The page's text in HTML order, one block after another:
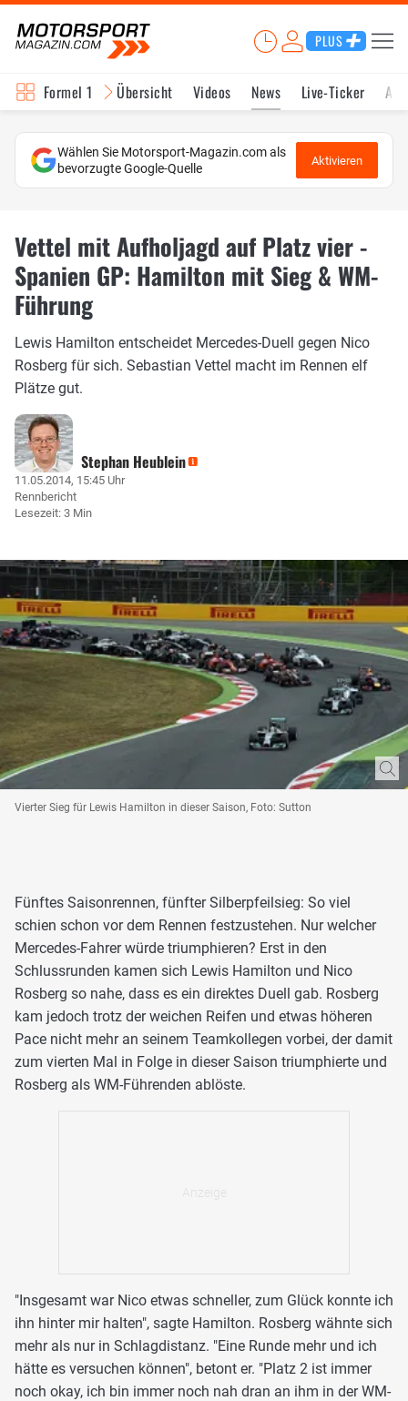
PLUS
Formel 1 Übersicht Videos News Live-Ticker
Wählen Sie Motorsport-Magazin.com als
bevorzugte Google-Quelle
Aktivieren
Vettel mit Aufholjagd auf Platz vier -
Spanien GP: Hamilton mit Sieg & WM-
Führung
Lewis Hamilton entscheidet Mercedes-Duell gegen Nico
Rosberg für sich. Sebastian Vettel macht im Rennen elf
Plätze gut.
Stephan Heublein
11.05.2014, 15:45 Uhr
Rennbericht
Lesezeit: 3 Min
Vierter Sieg für Lewis Hamilton in dieser Saison, Foto: Sutton
Fünftes Saisonrennen, fünfter Silberpfeilsieg: So viel
schien schon vor dem Rennen festzustehen. Nur welcher
Mercedes-Fahrer würde triumphieren? Erst in den
Schlussrunden kamen sich Lewis Hamilton und Nico
Rosberg so nahe, dass es ein direktes Duell gab. Rosberg
kam jedoch trotz der weichen Reifen und etwas höheren
Pace nicht mehr an seinem Teamkollegen vorbei, der damit
zum vierten Mal in Folge in dieser Saison triumphierte und
Rosberg als WM-Führenden ablöste.
"Insgesamt war Nico etwas schneller, zum Glück konnte ich
ihn hinter mir halten", sagte Hamilton. Rosberg wähnte sich
mehr als nur in Schlagdistanz. "Eine Runde mehr und ich
hätte es versuchen können", betont er. "Platz 2 ist immer
noch okay, ich bin immer noch nah dran an ihm in der WM-